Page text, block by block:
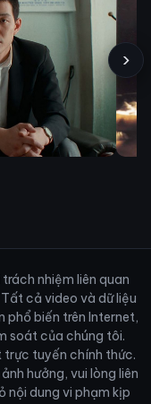
›
nhiệm liên quan
cả video và dữ liệu
biến trên Internet,
soát của chúng tôi.
trực tuyến chính thức.
hưởng, vui lòng liên
nội dung vi phạm kịp